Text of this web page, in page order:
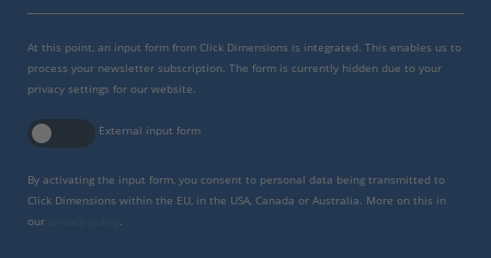
At this point, an input form from Click Dimensions is integrated. This enables us to
process your newsletter subscription. The form is currently hidden due to your
privacy settings for our website.
External input form
By activating the input form, you consent to personal data being transmitted to
Click Dimensions within the EU, in the USA, Canada or Australia. More on this in
our